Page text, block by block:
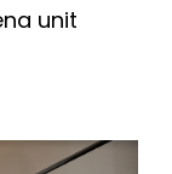
unit